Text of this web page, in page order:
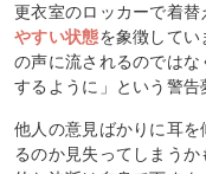
更衣室のロッカーで着替
やすい状態を象徴して
の声に流されるのでは
するように」という警告
他人の意見ばかりに耳
るのか見失ってしまう